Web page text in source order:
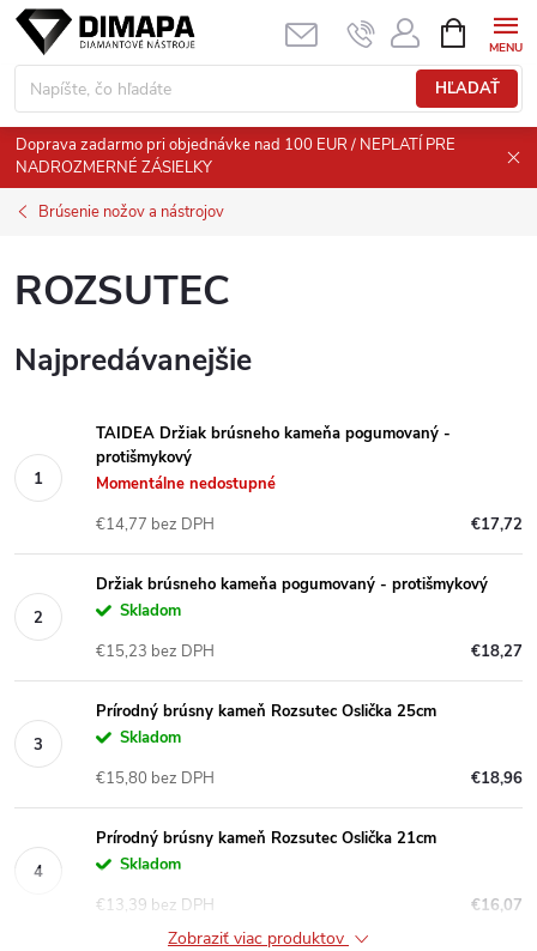
Prejsť
obsah
HĽADAŤ
KOŠÍK
Doprava zadarmo pri objednávke nad 100 EUR / NEPLATÍ PRE
NADROZMERNÉ ZÁSIELKY
Brúsenie nožov a nástrojov
ROZSUTEC
Najpredávanejšie
TAIDEA Držiak brúsneho kameňa pogumovaný -
protišmykový
Momentálne nedostupné
€17,72
€14,77 bez DPH
Držiak brúsneho kameňa pogumovaný - protišmykový
Skladom
€18,27
€15,23 bez DPH
Prírodný brúsny kameň Rozsutec Oslička 25cm
Skladom
€18,96
€15,80 bez DPH
Prírodný brúsny kameň Rozsutec Oslička 21cm
Skladom
€16,07
€13,39 bez DPH
Zobraziť viac produktov